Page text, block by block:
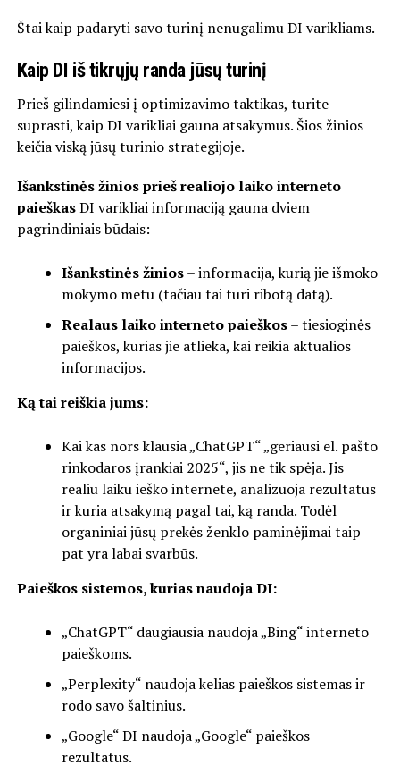
Štai kaip padaryti savo turinį nenugalimu DI varikliams.
Kaip DI iš tikrųjų randa jūsų turinį
Prieš gilindamiesi į optimizavimo taktikas, turite
suprasti, kaip DI varikliai gauna atsakymus. Šios žinios
keičia viską jūsų turinio strategijoje.
Išankstinės žinios prieš realiojo laiko interneto
paieškasDI varikliai informaciją gauna dviem
pagrindiniais būdais:
Išankstinės žinios– informacija, kurią jie išmoko
mokymo metu (tačiau tai turi ribotą datą).
Realaus laiko interneto paieškos– tiesioginės
paieškos, kurias jie atlieka, kai reikia aktualios
informacijos.
Ką tai reiškia jums:
Kai kas nors klausia „ChatGPT“ „geriausi el. pašto
rinkodaros įrankiai 2025“, jis ne tik spėja. Jis
realiu laiku ieško internete, analizuoja rezultatus
ir kuria atsakymą pagal tai, ką randa. Todėl
organiniai jūsų prekės ženklo paminėjimai taip
pat yra labai svarbūs.
Paieškos sistemos, kurias naudoja DI:
„ChatGPT“ daugiausia naudoja „Bing“ interneto
paieškoms.
„Perplexity“ naudoja kelias paieškos sistemas ir
rodo savo šaltinius.
„Google“ DI naudoja „Google“ paieškos
rezultatus.